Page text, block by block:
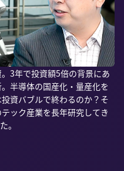
3年で投資額5倍の背景にあ
半導体の国産化・量産化を
資バブルで終わるのか？そ
ック産業を長年研究してき
。